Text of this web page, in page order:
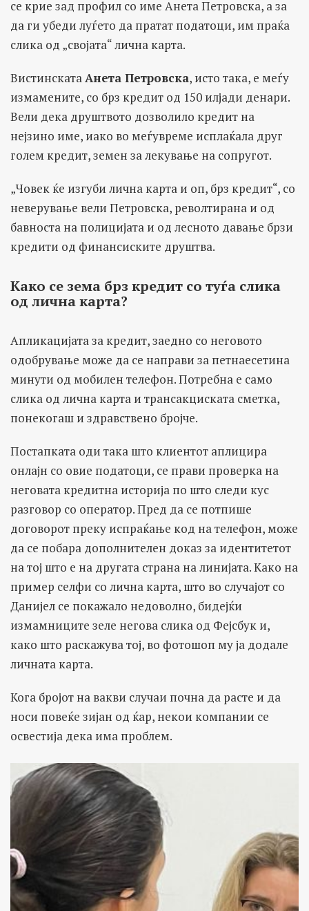
се крие зад профил со име Анета Петровска, а за
да ги убеди луѓето да пратат податоци, им праќа
слика од „својата“ лична карта.
ВистинскатаАнета Петровска, исто така, е меѓу
измамените, со брз кредит од 150 илјади денари.
Вели дека друштвото дозволило кредит на
нејзино име, иако во меѓувреме исплаќала друг
голем кредит, земен за лекување на сопругот.
„Човек ќе изгуби лична карта и оп, брз кредит“, со
неверување вели Петровска, револтирана и од
бавноста на полицијата и од лесното давање брзи
кредити од финансиските друштва.
Како се зема брз кредит со туѓа слика
од лична карта?
Апликацијата за кредит, заедно со неговото
одобрување може да се направи за петнаесетина
минути од мобилен телефон. Потребна е само
слика од лична карта и трансакциската сметка,
понекогаш и здравствено бројче.
Постапката оди така што клиентот аплицира
онлајн со овие податоци, се прави проверка на
неговата кредитна историја по што следи кус
разговор со оператор. Пред да се потпише
договорот преку испраќање код на телефон, може
да се побара дополнителен доказ за идентитетот
на тој што е на другата страна на линијата. Како на
пример селфи со лична карта, што во случајот со
Данијел се покажало недоволно, бидејќи
измамниците зеле негова слика од Фејсбук и,
како што раскажува тој, во фотошоп му ја додале
личната карта.
Кога бројот на вакви случаи почна да расте и да
носи повеќе зијан од ќар, некои компании се
освестија дека има проблем.